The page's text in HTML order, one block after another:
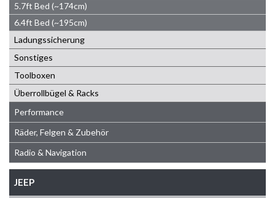
5.7ft Bed (~174cm)
6.4ft Bed (~195cm)
Ladungssicherung
Sonstiges
Toolboxen
Überrollbügel & Racks
Performance
Räder, Felgen & Zubehör
Radio & Navigation
JEEP